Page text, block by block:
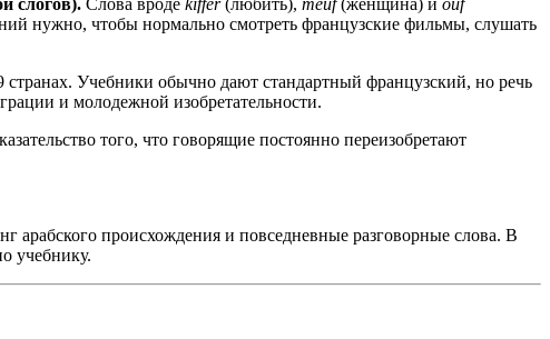
слогов). Слова вроде kiffer(любить), meuf(женщина) и ouf
нужно, чтобы нормально смотреть французские фильмы, слушать
Учебники обычно дают стандартный французский, но речь
и молодежной изобретательности.
того, что говорящие постоянно переизобретают
арабского происхождения и повседневные разговорные слова. В
учебнику.